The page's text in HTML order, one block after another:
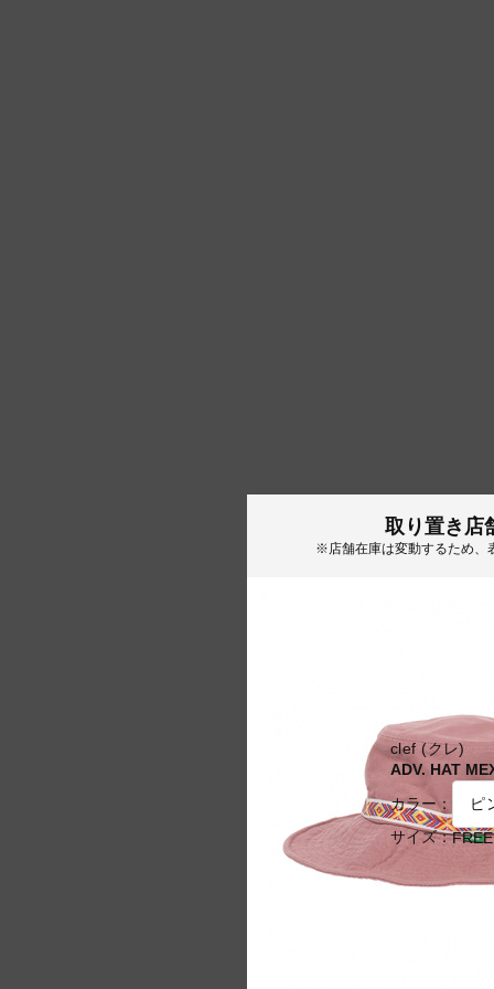
取り置き店
※店舗在庫は変動するため、
clef (クレ)
ADV. HAT
カラー：
サイズ：FREE